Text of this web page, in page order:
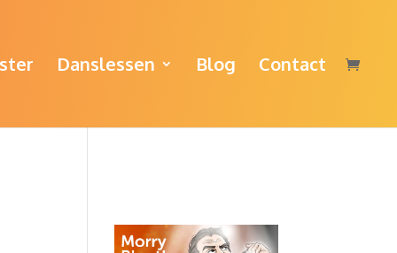
Danslessen Blog Contact